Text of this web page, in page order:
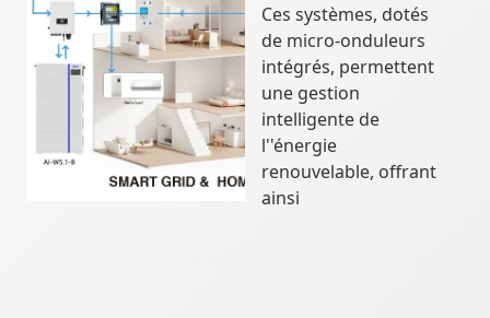
Ces systèmes, dotés
de micro-onduleurs
intégrés, permettent
une gestion
intelligente de
l''énergie
renouvelable, offrant
ainsi